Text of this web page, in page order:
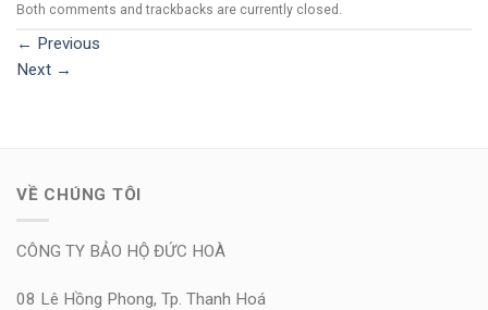
Both comments and trackbacks are currently closed.
← Previous
Next →
VỀ CHÚNG TÔI
CÔNG TY BẢO HỘ ĐỨC HOÀ
08 Lê Hồng Phong, Tp. Thanh Hoá